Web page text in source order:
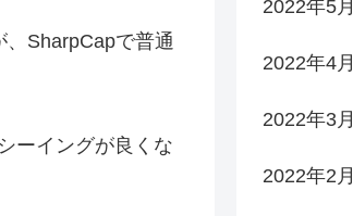
SharpCapで普通
ーイングが良くな
2022年5月
2022年4月
2022年3月
2022年2月